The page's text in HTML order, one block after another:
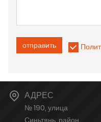
отправить
АДРЕС
№ 190, улица